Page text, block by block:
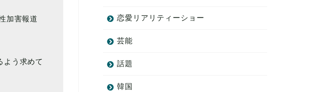
加害報道
よう求めて
恋愛リアリティーショー
芸能
話題
韓国